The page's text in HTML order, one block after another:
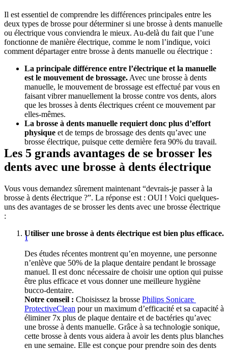
Il est essentiel de comprendre les différences principales entre les
deux types de brosse pour déterminer si une brosse à dents manuelle
ou électrique vous conviendra le mieux. Au-delà du fait que l’une
fonctionne de manière électrique, comme le nom l’indique, voici
comment départager entre brosse à dents manuelle ou électrique :
La principale différence entre l’électrique et la manuelle
est le mouvement de brossage. Avec une brosse à dents
manuelle, le mouvement de brossage est effectué par vous en
faisant vibrer manuellement la brosse contre vos dents, alors
que les brosses à dents électriques créent ce mouvement par
elles-mêmes.
La brosse à dents manuelle requiert donc plus d’effort
physique et de temps de brossage des dents qu’avec une
brosse électrique, puisque cette dernière fera 90% du travail.
Les 5 grands avantages de se brosser les
dents avec une brosse à dents électrique
Vous vous demandez sûrement maintenant “devrais-je passer à la
brosse à dents électrique ?”. La réponse est : OUI ! Voici quelques-
uns des avantages de se brosser les dents avec une brosse électrique
:
Utiliser une brosse à dents électrique est bien plus efficace.
1
Des études récentes montrent qu’en moyenne, une personne
n’enlève que 50% de la plaque dentaire pendant le brossage
manuel. Il est donc nécessaire de choisir une option qui puisse
être plus efficace et vous donner une meilleure hygiène
bucco-dentaire.
Notre conseil : Choisissez la brosse Philips Sonicare
ProtectiveClean pour un maximum d’efficacité et sa capacité à
éliminer 7x plus de plaque dentaire et de bactéries qu’avec
une brosse à dents manuelle. Grâce à sa technologie sonique,
cette brosse à dents vous aidera à avoir les dents plus blanches
en une semaine. Elle est conçue pour prendre soin des dents